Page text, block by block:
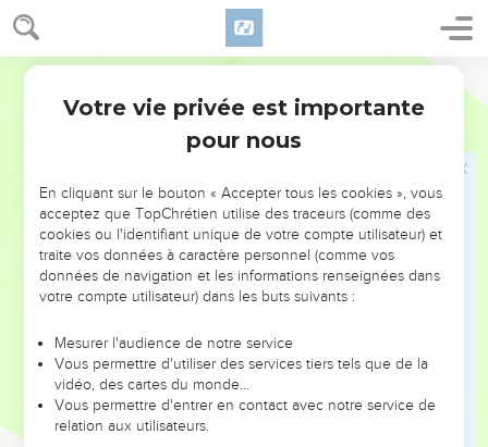
2 Samuel 13
Jonadab, fils de Schimea, frère de David, prit la parole et
dit : Que mon seigneur ne pense point que tous les jeunes
gens, fils du roi, ont été tués, car Amnon seul est mort ; et
Amnon a déshonoré Tamar, sa soeur.
Que le roi mon seigneur ne se tourmente donc point dans
mort.
Absalom prit la fuite. Or le jeune homme placé en
sentinelle leva les yeux et regarda. Et voici, une grande
troupe venait par le chemin qui était derrière lui, du côté de
Jonadab dit au roi : Voici les fils du roi qui arrivent ! Ainsi
se confirme ce que disait ton serviteur.
Comme il achevait de parler, voici, les fils du roi arrivèrent.
Ils élevèrent la voix, et pleurèrent ; le roi aussi et tous ses
Votre vie privée est importante
pour nous
En cliquant sur le bouton « Accepter tous les cookies », vous
acceptez que TopChrétien utilise des traceurs (comme des
cookies ou l'identifiant unique de votre compte utilisateur) et
traite vos données à caractère personnel (comme vos
données de navigation et les informations renseignées dans
votre compte utilisateur) dans les buts suivants :
Mesurer l'audience de notre service
Vous permettre d'utiliser des services tiers tels que de la
vidéo, des cartes du monde…
Vous permettre d'entrer en contact avec notre service de
relation aux utilisateurs.